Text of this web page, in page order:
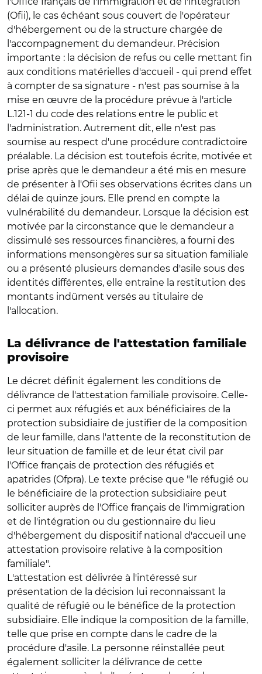
(Ofii), le cas échéant sous couvert de l'opérateur
d'hébergement ou de la structure chargée de
l'accompagnement du demandeur. Précision
importante : la décision de refus ou celle mettant fin
aux conditions matérielles d'accueil - qui prend effet
à compter de sa signature - n'est pas soumise à la
mise en œuvre de la procédure prévue à l'article
L.121-1 du code des relations entre le public et
l'administration. Autrement dit, elle n'est pas
soumise au respect d'une procédure contradictoire
préalable. La décision est toutefois écrite, motivée et
prise après que le demandeur a été mis en mesure
de présenter à l'Ofii ses observations écrites dans un
délai de quinze jours. Elle prend en compte la
vulnérabilité du demandeur. Lorsque la décision est
motivée par la circonstance que le demandeur a
dissimulé ses ressources financières, a fourni des
informations mensongères sur sa situation familiale
ou a présenté plusieurs demandes d'asile sous des
identités différentes, elle entraîne la restitution des
montants indûment versés au titulaire de
l'allocation.
La délivrance de l'attestation familiale
provisoire
Le décret définit également les conditions de
délivrance de l'attestation familiale provisoire. Celle-
ci permet aux réfugiés et aux bénéficiaires de la
protection subsidiaire de justifier de la composition
de leur famille, dans l'attente de la reconstitution de
leur situation de famille et de leur état civil par
l'Office français de protection des réfugiés et
apatrides (Ofpra). Le texte précise que "le réfugié ou
le bénéficiaire de la protection subsidiaire peut
solliciter auprès de l'Office français de l'immigration
et de l'intégration ou du gestionnaire du lieu
d'hébergement du dispositif national d'accueil une
attestation provisoire relative à la composition
familiale".
L'attestation est délivrée à l'intéressé sur
présentation de la décision lui reconnaissant la
qualité de réfugié ou le bénéfice de la protection
subsidiaire. Elle indique la composition de la famille,
telle que prise en compte dans le cadre de la
procédure d'asile. La personne réinstallée peut
également solliciter la délivrance de cette